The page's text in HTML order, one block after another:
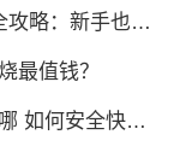
也能快速上手掌握
最值钱？
全快速登陆平台